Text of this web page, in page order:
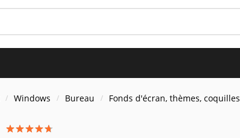
Windows Bureau Fonds d'écran, thèmes, coquilles